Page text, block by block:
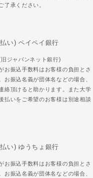
了承ください。
い) ペイペイ銀行
ジャパンネット銀行)
お振込手数料はお客様の負担とさ
お振込名義が団体名などの場合、
絡頂けると助かります。また大学
払いをご希望のお客様は別途相談
い) ゆうちょ銀行
お振込手数料はお客様の負担とさ
お振込名義が団体名などの場合、